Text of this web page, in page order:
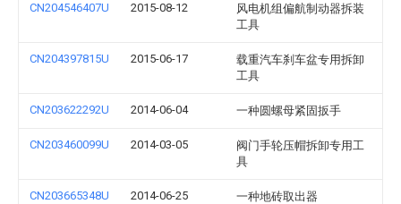
CN204546407U 2015-08-12
风电机组偏航制动器拆装
工具
CN204397815U 2015-06-17
载重汽车刹车盆专用拆卸
工具
CN203622292U 2014-06-04 一种圆螺母紧固扳手
CN203460099U 2014-03-05
阀门手轮压帽拆卸专用工
具
CN203665348U 2014-06-25 一种地砖取出器